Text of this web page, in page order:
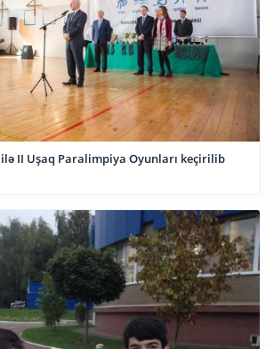
II Uşaq Paralimpiya Oyunları keçirilib